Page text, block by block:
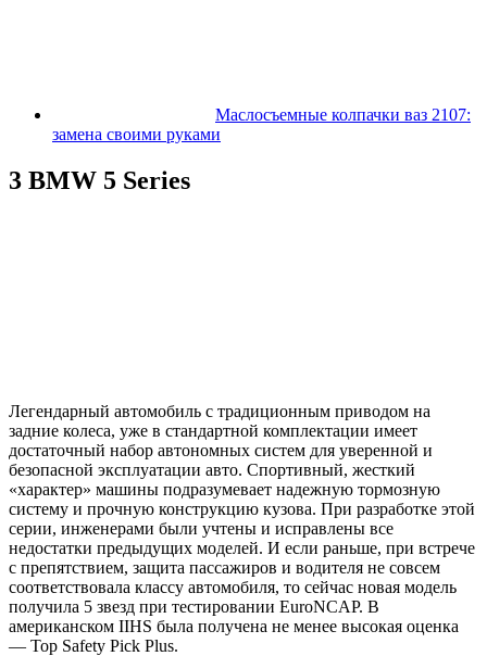
Маслосъемные колпачки ваз 2107:
замена своими руками
3 BMW 5 Series
Легендарный автомобиль с традиционным приводом на
задние колеса, уже в стандартной комплектации имеет
достаточный набор автономных систем для уверенной и
безопасной эксплуатации авто. Спортивный, жесткий
«характер» машины подразумевает надежную тормозную
систему и прочную конструкцию кузова. При разработке этой
серии, инженерами были учтены и исправлены все
недостатки предыдущих моделей. И если раньше, при встрече
с препятствием, защита пассажиров и водителя не совсем
соответствовала классу автомобиля, то сейчас новая модель
получила 5 звезд при тестировании EuroNCAP. В
американском IIHS была получена не менее высокая оценка
— Top Safety Pick Plus.